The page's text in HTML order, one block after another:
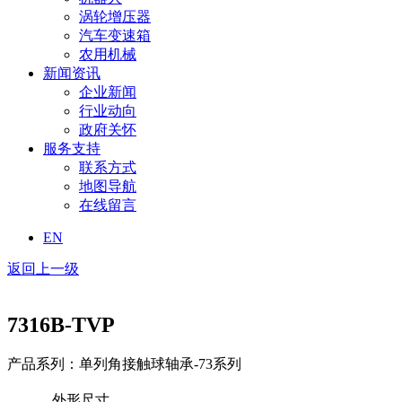
涡轮增压器
汽车变速箱
农用机械
新闻资讯
企业新闻
行业动向
政府关怀
服务支持
联系方式
地图导航
在线留言
EN
返回上一级
7316B-TVP
产品系列：单列角接触球轴承-73系列